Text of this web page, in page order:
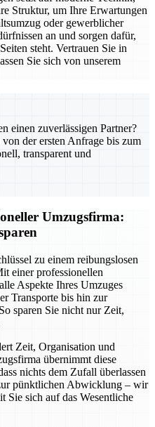
Struktur, um Ihre Erwartungen
oder gewerblicher
an und sorgen dafür,
steht. Vertrauen Sie in
Sie sich von unserem
einen zuverlässigen Partner?
der ersten Anfrage bis zum
transparent und
Umzugsfirma:
zu einem reibungslosen
einer professionellen
Aspekte Ihres Umzuges
Transporte bis hin zur
sparen Sie nicht nur Zeit,
Zeit, Organisation und
übernimmt diese
nichts dem Zufall überlassen
pünktlichen Abwicklung – wir
Sie sich auf das Wesentliche